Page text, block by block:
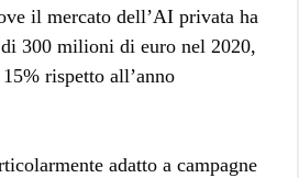
il mercato dell’AI privata ha
300 milioni di euro nel 2020,
rispetto all’anno
adatto a campagne